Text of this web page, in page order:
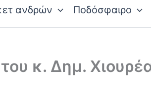
ανδρών Ποδόσφαιρο
κ. Δημ.